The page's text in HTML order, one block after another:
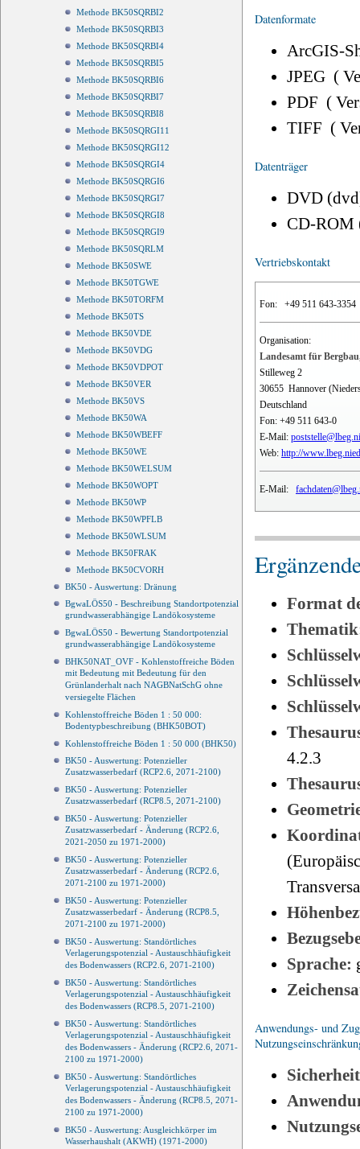
Methode BK50SQRBI2
Methode BK50SQRBI3
Methode BK50SQRBI4
Methode BK50SQRBI5
Methode BK50SQRBI6
Methode BK50SQRBI7
Methode BK50SQRBI8
Methode BK50SQRGI11
Methode BK50SQRGI12
Methode BK50SQRGI4
Methode BK50SQRGI6
Methode BK50SQRGI7
Methode BK50SQRGI8
Methode BK50SQRGI9
Methode BK50SQRLM
Methode BK50SWE
Methode BK50TGWE
Methode BK50TORFM
Methode BK50TS
Methode BK50VDE
Methode BK50VDG
Methode BK50VDPOT
Methode BK50VER
Methode BK50VS
Methode BK50WA
Methode BK50WBEFF
Methode BK50WE
Methode BK50WELSUM
Methode BK50WOPT
Methode BK50WP
Methode BK50WPFLB
Methode BK50WLSUM
Methode BK50FRAK
Methode BK50CVORH
BK50 - Auswertung: Dränung
BgwaLÖS50 - Beschreibung Standortpotenzial
grundwasserabhängige Landökosysteme
BgwaLÖS50 - Bewertung Standortpotenzial
grundwasserabhängige Landökosysteme
BHK50NAT_OVF - Kohlenstoffreiche Böden
mit Bedeutung mit Bedeutung für den
Grünlanderhalt nach NAGBNatSchG ohne
versiegelte Flächen
Kohlenstoffreiche Böden 1 : 50 000:
Bodentypbeschreibung (BHK50BOT)
Kohlenstoffreiche Böden 1 : 50 000 (BHK50)
BK50 - Auswertung: Potenzieller
Zusatzwasserbedarf (RCP2.6, 2071-2100)
BK50 - Auswertung: Potenzieller
Zusatzwasserbedarf (RCP8.5, 2071-2100)
BK50 - Auswertung: Potenzieller
Zusatzwasserbedarf - Änderung (RCP2.6,
2021-2050 zu 1971-2000)
BK50 - Auswertung: Potenzieller
Zusatzwasserbedarf - Änderung (RCP2.6,
2071-2100 zu 1971-2000)
BK50 - Auswertung: Potenzieller
Zusatzwasserbedarf - Änderung (RCP8.5,
2071-2100 zu 1971-2000)
BK50 - Auswertung: Standörtliches
Verlagerungspotenzial - Austauschhäufigkeit
des Bodenwassers (RCP2.6, 2071-2100)
BK50 - Auswertung: Standörtliches
Verlagerungspotenzial - Austauschhäufigkeit
des Bodenwassers (RCP8.5, 2071-2100)
BK50 - Auswertung: Standörtliches
Verlagerungspotenzial - Austauschhäufigkeit
des Bodenwassers - Änderung (RCP2.6, 2071-
2100 zu 1971-2000)
BK50 - Auswertung: Standörtliches
Verlagerungspotenzial - Austauschhäufigkeit
des Bodenwassers - Änderung (RCP8.5, 2071-
2100 zu 1971-2000)
BK50 - Auswertung: Ausgleichkörper im
Wasserhaushalt (AKWH) (1971-2000)
Datenformate
ArcGIS-
JPEG (
PDF (
TIFF (
Datenträger
DVD
CD-ROM
Vertriebskontakt
Fon: +49 511 643-3354
Organisation:
Landesamt für
Stilleweg 2
30655 Hannover
Deutschland
Fon: +49 511 643-0
E-Mail:
Web: http://
E-Mail:
Format
4.2.3
Sprache:
Anwendungs- und